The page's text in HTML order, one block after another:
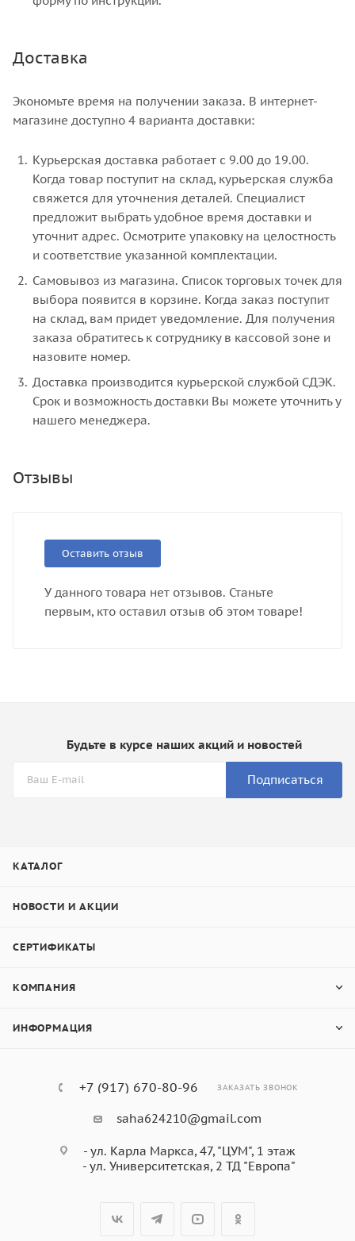
Доставка
Экономьте время на получении заказа. В интернет-
магазине доступно 4 варианта доставки:
Курьерская доставка работает с 9.00 до 19.00.
Когда товар поступит на склад, курьерская служба
свяжется для уточнения деталей. Специалист
предложит выбрать удобное время доставки и
уточнит адрес. Осмотрите упаковку на целостность
и соответствие указанной комплектации.
Самовывоз из магазина. Список торговых точек для
выбора появится в корзине. Когда заказ поступит
на склад, вам придет уведомление. Для получения
заказа обратитесь к сотруднику в кассовой зоне и
назовите номер.
Доставка производится курьерской службой СДЭК.
Срок и возможность доставки Вы можете уточнить у
нашего менеджера.
Отзывы
Оставить отзыв
У данного товара нет отзывов. Станьте
первым, кто оставил отзыв об этом товаре!
Будьте в курсе наших акций и новостей
Подписаться
КАТАЛОГ
НОВОСТИ И АКЦИИ
СЕРТИФИКАТЫ
КОМПАНИЯ
ИНФОРМАЦИЯ
+7 (917) 670-80-96 ЗАКАЗАТЬ ЗВОНОК
saha624210@gmail.com
- ул. Карла Маркса, 47, "ЦУМ", 1 этаж
- ул. Университетская, 2 ТД "Европа"